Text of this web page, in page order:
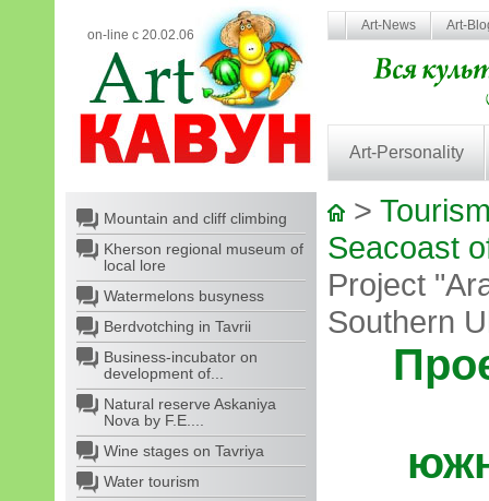
on-line с 20.02.06
Art-News Art-
Art-Personality
Mountain and cliff climbing
Kherson regional museum of
local lore
Watermelons busyness
Berdvotching in Tavrii
Business-incubator on
development of...
Natural reserve Askaniya
Nova by F.E....
Wine stages on Tavriya
Water tourism
>
Seacoast
Project
Southern